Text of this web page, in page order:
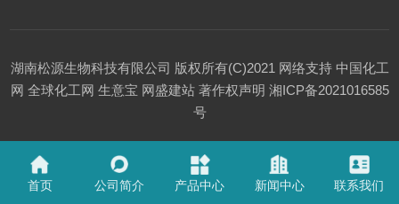
湖南松源生物科技有限公司 版权所有(C)2021 网络支持 中国化工
网 全球化工网 生意宝 网盛建站 著作权声明 湘ICP备2021016585
号
首页 公司简介 产品中心 新闻中心 联系我们